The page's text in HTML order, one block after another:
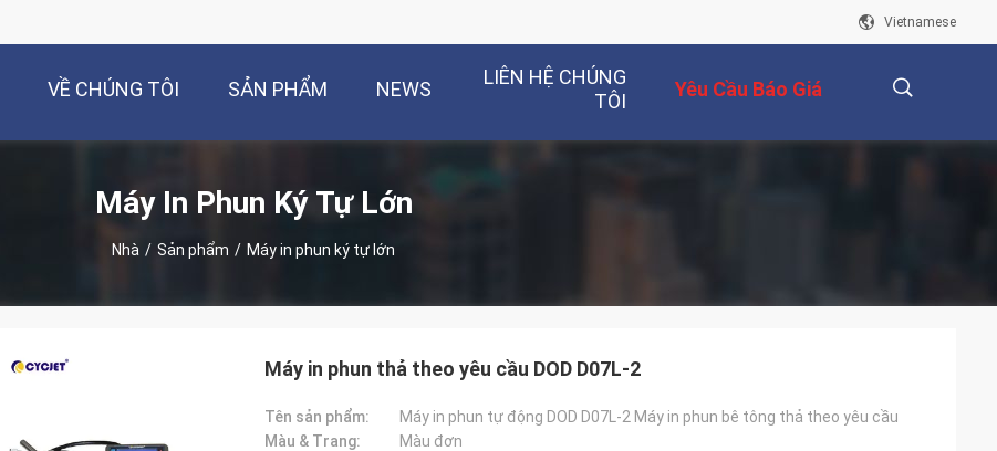
Vietnamese
VỀ CHÚNG TÔI SẢN PHẨM NEWS
LIÊN HỆ CHÚNG
TÔI
Yêu Cầu Báo Giá
Máy In Phun Ký Tự Lớn
Nhà / Sản phẩm / Máy in phun ký tự lớn
Máy in phun thả theo yêu cầu DOD D07L-2
Tên sản phẩm:
Máy in phun tự động DOD D07L-2 Máy in phun bê tông thả theo yêu cầu
Màu & Trang:
Màu đơn